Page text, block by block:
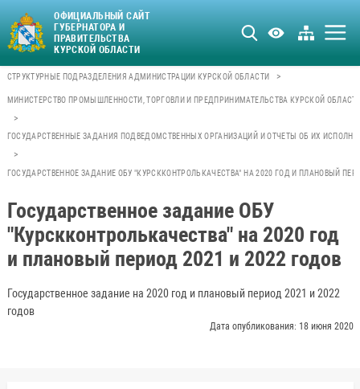
ОФИЦИАЛЬНЫЙ САЙТ
ГУБЕРНАТОРА И
ПРАВИТЕЛЬСТВА
КУРСКОЙ ОБЛАСТИ
СТРУКТУРНЫЕ ПОДРАЗДЕЛЕНИЯ АДМИНИСТРАЦИИ КУРСКОЙ ОБЛАСТИ >
МИНИСТЕРСТВО ПРОМЫШЛЕННОСТИ, ТОРГОВЛИ И ПРЕДПРИНИМАТЕЛЬСТВА КУРСКОЙ
>
ГОСУДАРСТВЕННЫЕ ЗАДАНИЯ ПОДВЕДОМСТВЕННЫХ ОРГАНИЗАЦИЙ И ОТЧЕТЫ ОБ ИХ
>
ГОСУДАРСТВЕННОЕ ЗАДАНИЕ ОБУ "КУРСККОНТРОЛЬКАЧЕСТВА" НА 2020 ГОД И ПЛАНОВЫЙ
Государственное задание ОБУ
"Курскконтролькачества" на 2020 год
и плановый период 2021 и 2022 годов
Государственное задание на 2020 год и плановый период 2021 и 2022
годов
Дата опубликования: 18 июня 2020